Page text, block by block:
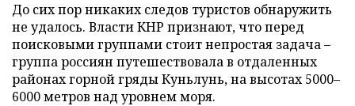
До сих пор никаких следов туристов обнаружить
не удалось. Власти КНР признают, что перед
поисковыми группами стоит непростая задача –
группа россиян путешествовала в отдаленных
районах горной гряды Куньлунь, на высотах 5000–
6000 метров над уровнем моря.